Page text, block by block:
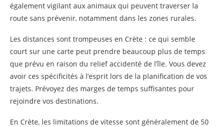
également vigilant aux animaux qui peuvent traverser la
route sans prévenir, notamment dans les zones rurales.
Les distances sont trompeuses en Crète : ce qui semble
court sur une carte peut prendre beaucoup plus de temps
que prévu en raison du relief accidenté de l’île. Vous devez
avoir ces spécificités à l’esprit lors de la planification de vos
trajets. Prévoyez des marges de temps suffisantes pour
rejoindre vos destinations.
En Crète, les limitations de vitesse sont généralement de 50